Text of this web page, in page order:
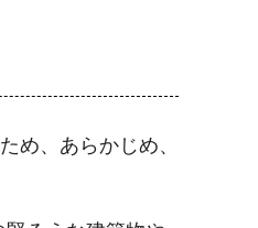
め、あらかじめ、